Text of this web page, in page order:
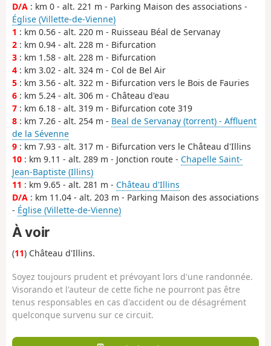
D/A : km 0 - alt. 221 m - Parking Maison des associations -
Église (Villette-de-Vienne)
1 : km 0.56 - alt. 220 m - Ruisseau Béal de Servanay
2 : km 0.94 - alt. 228 m - Bifurcation
3 : km 1.58 - alt. 228 m - Bifurcation
4 : km 3.02 - alt. 324 m - Col de Bel Air
5 : km 3.56 - alt. 322 m - Bifurcation vers le Bois de Fauries
6 : km 5.24 - alt. 306 m - Château d'eau
7 : km 6.18 - alt. 319 m - Bifurcation cote 319
8 : km 7.26 - alt. 254 m - Beal de Servanay (torrent) - Affluent
de la Sévenne
9 : km 7.93 - alt. 317 m - Bifurcation vers le Château d'Illins
10 : km 9.11 - alt. 289 m - Jonction route - Chapelle Saint-
Jean-Baptiste (Illins)
11 : km 9.65 - alt. 281 m - Château d'Illins
D/A : km 11.04 - alt. 203 m - Parking Maison des associations
- Église (Villette-de-Vienne)
À voir
(11) Château d'Illins.
Soyez toujours prudent et prévoyant lors d'une randonnée.
Visorando et l'auteur de cette fiche ne pourront pas être
tenus responsables en cas d'accident ou de désagrément
quelconque survenu sur ce circuit.